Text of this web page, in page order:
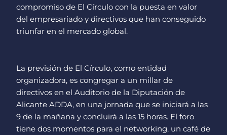
compromiso de El Círculo con la puesta en valor
del empresariado y directivos que han conseguido
triunfar en el mercado global.
La previsión de El Círculo, como entidad
organizadora, es congregar a un millar de
directivos en el Auditorio de la Diputación de
Alicante ADDA, en una jornada que se iniciará a las
9 de la mañana y concluirá a las 15 horas. El foro
tiene dos momentos para el networking, un café de